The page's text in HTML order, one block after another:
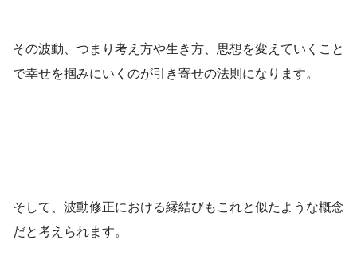
その波動、つまり考え方や生き方、思想を変えていくこと
で幸せを掴みにいくのが引き寄せの法則になります。
そして、波動修正における縁結びもこれと似たような概念
だと考えられます。